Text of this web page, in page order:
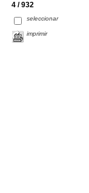
4 / 932
seleccionar
imprimir